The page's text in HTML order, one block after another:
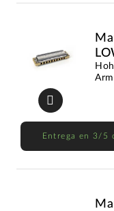
Entrega en 3/5